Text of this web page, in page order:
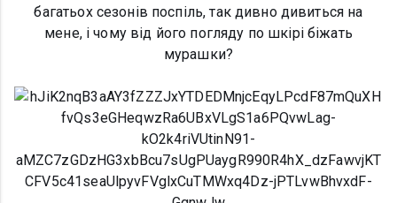
багатьох сезонів поспіль, так дивно дивиться на
мене, і чому від його погляду по шкірі біжать
мурашки?